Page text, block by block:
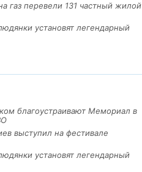
газ перевели 131 частный жилой
установят легендарный
благоустраивают Мемориал в
выступил на фестивале
установят легендарный